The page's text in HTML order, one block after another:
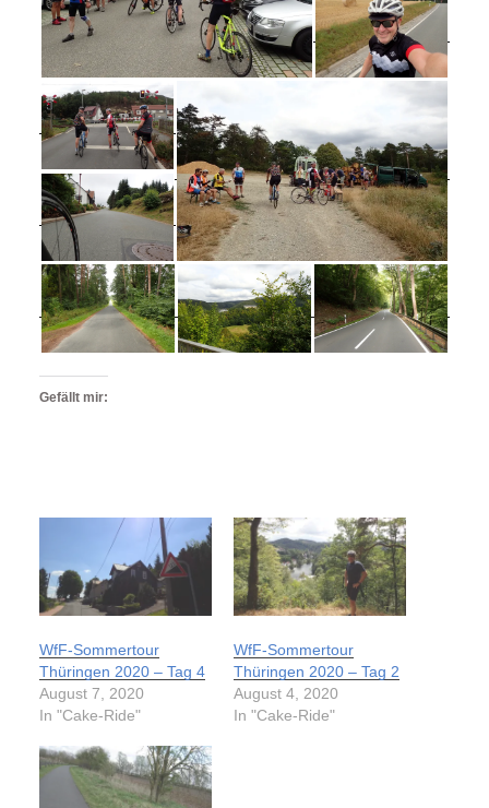
Gefällt mir:
WfF-Sommertour
Thüringen 2020 – Tag 4
August 7, 2020
In "Cake-Ride"
WfF-Sommertour
Thüringen 2020 – Tag 2
August 4, 2020
In "Cake-Ride"